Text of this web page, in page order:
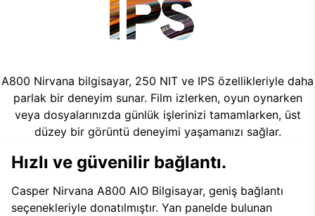
A800 Nirvana bilgisayar, 250 NIT ve IPS özellikleriyle daha
parlak bir deneyim sunar. Film izlerken, oyun oynarken
veya dosyalarınızda günlük işlerinizi tamamlarken, üst
düzey bir görüntü deneyimi yaşamanızı sağlar.
Hızlı ve güvenilir bağlantı.
Casper Nirvana A800 AIO Bilgisayar, geniş bağlantı
seçenekleriyle donatılmıştır. Yan panelde bulunan